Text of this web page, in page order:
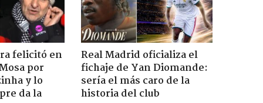
felicitó en
por
y lo
da la
Real Madrid oficializa el
fichaje de Yan Diomande:
sería el más caro de la
historia del club